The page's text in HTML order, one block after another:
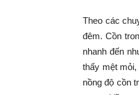
Theo các
đêm. Cồn
nhanh đến
thấy mệt
nồng độ cồn